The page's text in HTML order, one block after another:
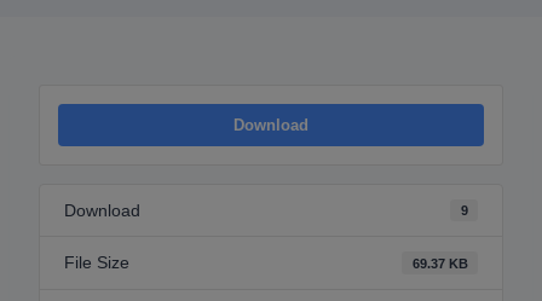
Download
Download 9
File Size 69.37 KB